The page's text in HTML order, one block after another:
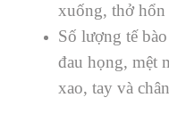
xuống, thở hổn
Số lượng tế
đau họng, mệt
xao, tay và